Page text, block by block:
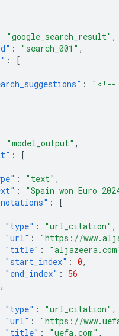
"google_search_result" ,
: "search_001" ,
:
[
:
"<!--
"model_output" ,
:
[
: "text" ,
:
"Spain won Euro
:
[
"type" : "url_citation" ,
"url" :
"https://
"title" :
"start_index" : 0,
"end_index" :
56
"type" : "url_citation" ,
"url" :
"https://
"title" : "uefa.com" ,